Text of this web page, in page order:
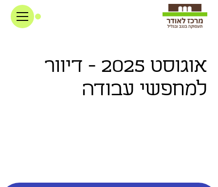
אוגוסט 2025 - דיוור
למחפשי עבודה